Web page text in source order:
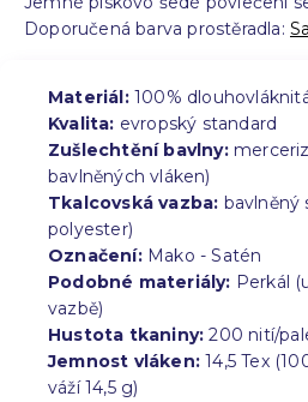
Doporučená barva prostěradla:
Materiál:100%
Kvalita: evropský standard
Zušlechtění bavlny:
bavlněných vláken)
Tkalcovská vazba: bavlněný
polyester)
Označení:Mako - Satén
Podobné materiály: Perkál
vazbě)
Hustota tkaniny: 200 nití/
Jemnost vláken: 14,5 Tex
váží 14,5 g)